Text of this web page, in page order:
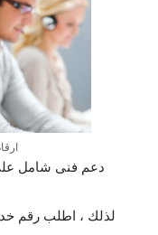
دعم فنى شامل
لذلك ، اطلب رقم